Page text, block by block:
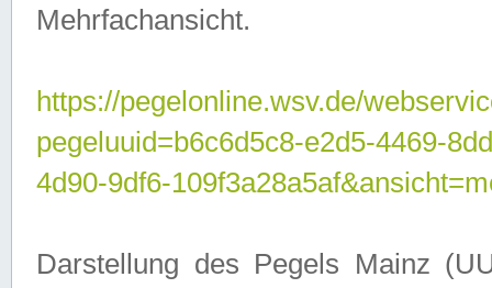
Mehrfachansicht.
https://pegelonline.wsv.de/
pegeluuid=b6c6d5c8-e2d5-4469-
4d90-9df6-
Darstellung des Pegels Mainz